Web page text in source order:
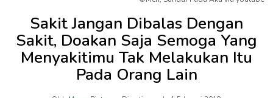
Sakit Jangan Dibalas Dengan
Sakit, Doakan Saja Semoga Yang
Menyakitimu Tak Melakukan Itu
Pada Orang Lain